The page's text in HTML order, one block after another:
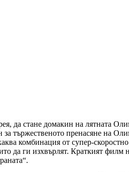
да стане домакин на лятната
за тържественото пренасяне на
комбинация от супер-
да ги изхвърлят. Краткият